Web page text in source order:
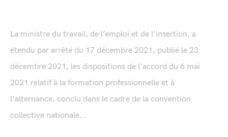
La ministre du travail, de l’emploi et de l’insertion, a
étendu par arrêté du 17 décembre 2021, publié le 23
décembre 2021, les dispositions de l'accord du 6 mai
2021 relatif à la formation professionnelle et à
l'alternance, conclu dans le cadre de la convention
collective nationale...